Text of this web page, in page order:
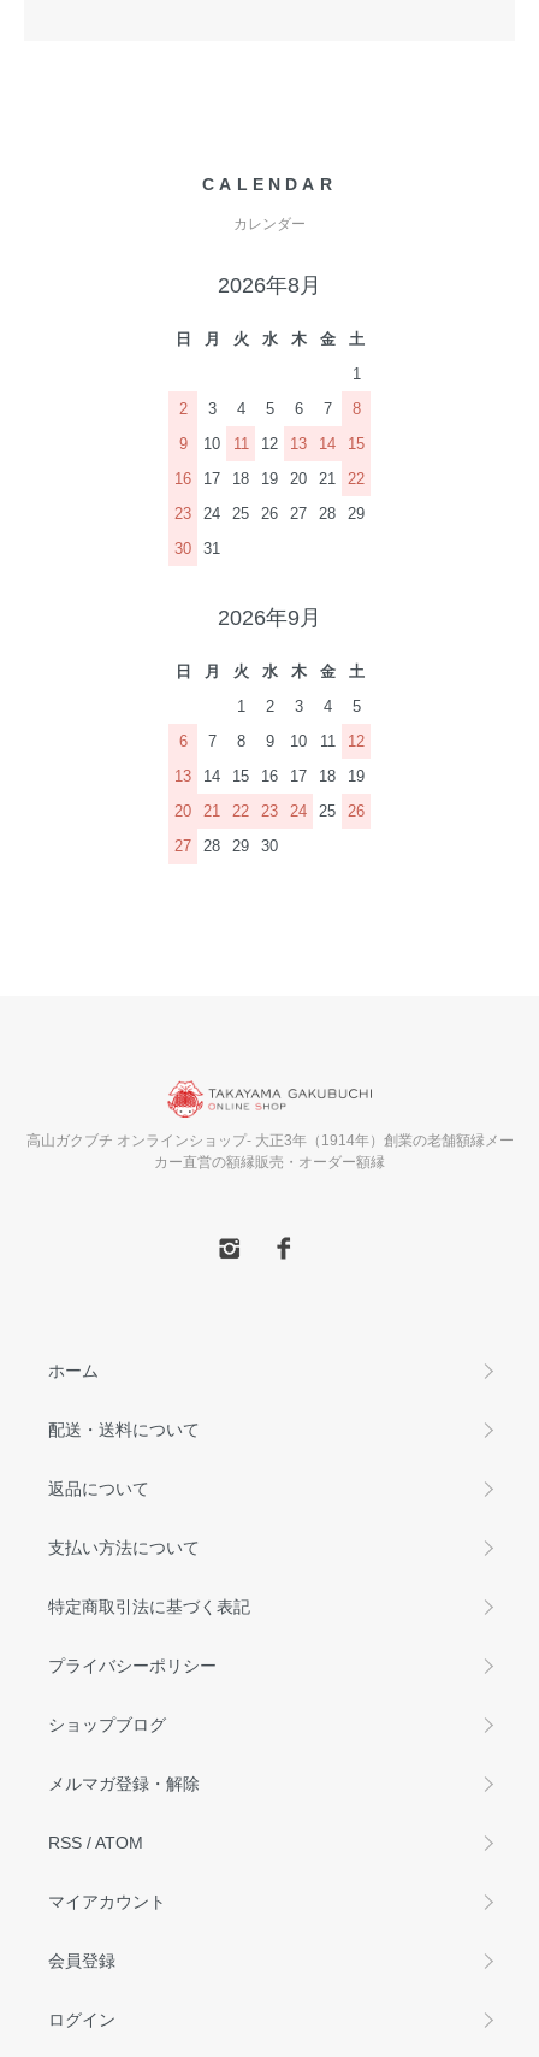
CALENDAR
カレンダー
2026年8月
日 月 火 水 木 金
土
1
2
3 4 5 6 7
8
9
10 11 12 13 14
15
16
17 18 19 20 21
22
23
24 25 26 27 28
29
30
31
2026年9月
日 月 火 水 木 金
土
1
2 3 4
5
6
7 8 9 10 11
12
13
14 15 16 17 18
19
20
21 22 23 24 25
26
27
28 29 30
高山ガクブチ オンラインショップ- 大正3年（1914年）創業の老舗額縁メー
カー直営の額縁販売・オーダー額縁
ホーム
配送・送料について
返品について
支払い方法について
特定商取引法に基づく表記
プライバシーポリシー
ショップブログ
メルマガ登録・解除
RSS /ATOM
マイアカウント
会員登録
ログイン